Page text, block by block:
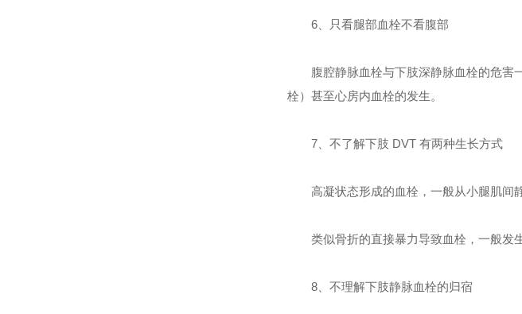
6、 只看腿部血栓不看腹部
腹腔静脉血栓与下肢深静脉血栓的危害
栓）甚至心房内血栓的发生。
7、不了解下肢 DVT 有两种生长方式
高凝状态形成的血栓，一般从小腿肌间
类似骨折的直接暴力导致血栓，一般发
8、不理解下肢静脉血栓的归宿